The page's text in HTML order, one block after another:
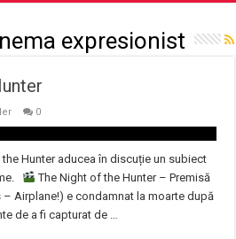
expresionist
0
Hunter aducea în discuție un subiect
The Night of the Hunter – Premisă
– Airplane!) e condamnat la moarte după
de a fi capturat de …